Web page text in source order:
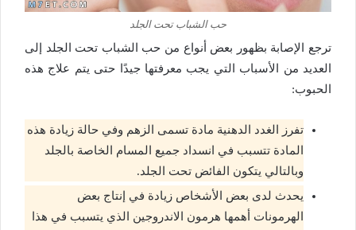
حب الشباب تحت الجلد
ترجع الإصابة بظهور بعض أنواع من حب الشباب تحت الجلد إلى
العديد من الأسباب التي يجب معرفتها جيدًا حتى يتم علاج هذه
الحبوب:
تفرز الغدد الدهنية مادة تسمى الزهم وفي حالة زيادة هذه
المادة تتسبب في انسداد جميع المسام الخاصة بالجلد
وبالتالي يتكون الفائض تحت الجلد.
يحدث لدى بعض الأشخاص زيادة في إنتاج بعض
الهرمونات أهمها هرمون الاندروجين الذي يتسبب في هذا